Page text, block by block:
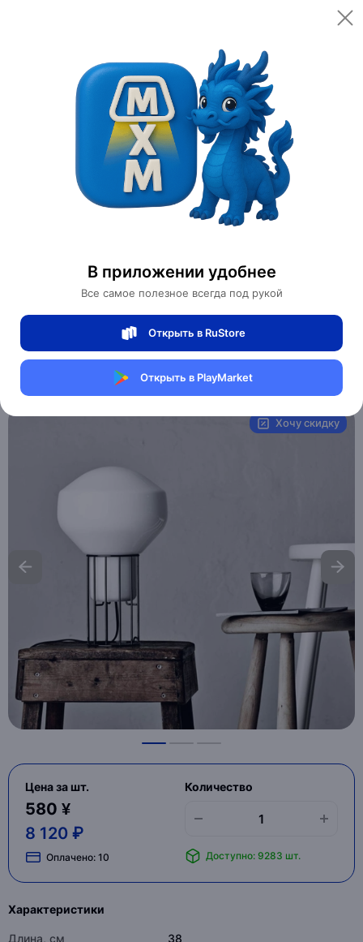
В приложении удобнее
Все самое полезное всегда под рукой
Открыть в RuStore
Открыть в PlayMarket
Открыть
Категории
Настольные лампы
Настольная лампа LAO 23*38, черный, металл.
Магазин Table lamps
MAI_HE_MAI__LAO
Хочу скидку
Цена за шт.
580 ¥
8 120 ₽
Оплачено: 10
Количество
Доступно: 9283 шт.
Характеристики
Длина, см
38